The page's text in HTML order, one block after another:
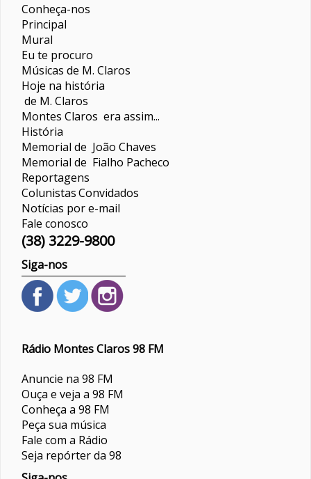
Conheça-nos
Principal
Mural
Eu te procuro
Músicas de M. Claros
Hoje na história
de M. Claros
Montes Claros era assim...
História
Memorial de João Chaves
Memorial de Fialho Pacheco
Reportagens
ColunistasConvidados
Notícias por e-mail
Fale conosco
(38) 3229-9800
Siga-nos
Rádio Montes Claros 98 FM
Anuncie na 98 FM
Ouça e veja a 98 FM
Conheça a 98 FM
Peça sua música
Fale com a Rádio
Seja repórter da 98